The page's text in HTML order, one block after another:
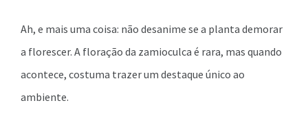
Ah, e mais uma coisa: não desanime se a planta demorar
a florescer. A floração da zamioculca é rara, mas quando
acontece, costuma trazer um destaque único ao
ambiente.